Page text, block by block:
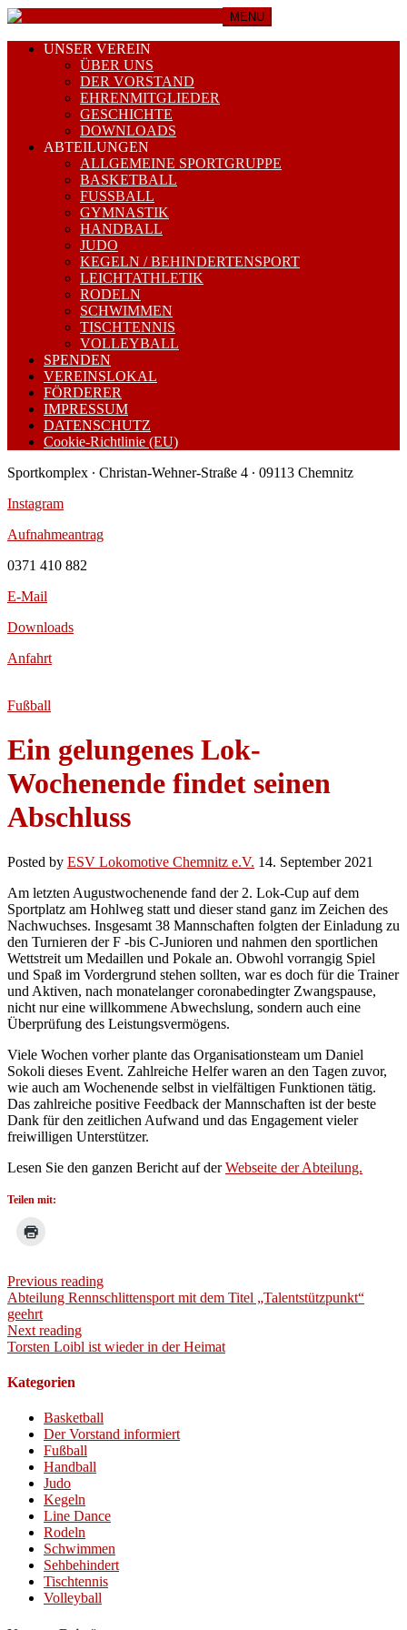
MENU
UNSER VEREIN
ÜBER UNS
DER VORSTAND
EHRENMITGLIEDER
GESCHICHTE
DOWNLOADS
ABTEILUNGEN
ALLGEMEINE SPORTGRUPPE
BASKETBALL
FUSSBALL
GYMNASTIK
HANDBALL
JUDO
KEGELN / BEHINDERTENSPORT
LEICHTATHLETIK
RODELN
SCHWIMMEN
TISCHTENNIS
VOLLEYBALL
SPENDEN
VEREINSLOKAL
FÖRDERER
IMPRESSUM
DATENSCHUTZ
Cookie-Richtlinie (EU)
Sportkomplex ∙ Christan-Wehner-Straße 4 ∙ 09113 Chemnitz
Instagram
Aufnahmeantrag
0371 410 882
E-Mail
Downloads
Anfahrt
Fußball
Ein gelungenes Lok-
Wochenende findet seinen
Abschluss
Posted by ESV Lokomotive Chemnitz e.V. 14. September 2021
Am letzten Augustwochenende fand der 2. Lok-Cup auf dem
Sportplatz am Hohlweg statt und dieser stand ganz im Zeichen des
Nachwuchses. Insgesamt 38 Mannschaften folgten der Einladung zu
den Turnieren der F -bis C-Junioren und nahmen den sportlichen
Wettstreit um Medaillen und Pokale an. Obwohl vorrangig Spiel
und Spaß im Vordergrund stehen sollten, war es doch für die Trainer
und Aktiven, nach monatelanger coronabedingter Zwangspause,
nicht nur eine willkommene Abwechslung, sondern auch eine
Überprüfung des Leistungsvermögens.
Viele Wochen vorher plante das Organisationsteam um Daniel
Sokoli dieses Event. Zahlreiche Helfer waren an den Tagen zuvor,
wie auch am Wochenende selbst in vielfältigen Funktionen tätig.
Das zahlreiche positive Feedback der Mannschaften ist der beste
Dank für den zeitlichen Aufwand und das Engagement vieler
freiwilligen Unterstützer.
Lesen Sie den ganzen Bericht auf derWebseite der Abteilung.
Teilen mit:
Previous reading
Abteilung Rennschlittensport mit dem Titel „Talentstützpunkt“
geehrt
Next reading
Torsten Loibl ist wieder in der Heimat
Kategorien
Basketball
Der Vorstand informiert
Fußball
Handball
Judo
Kegeln
Line Dance
Rodeln
Schwimmen
Sehbehindert
Tischtennis
Volleyball